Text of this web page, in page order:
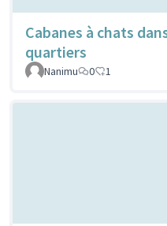
Cabanes à chats
quartiers
Nanimu
0 1